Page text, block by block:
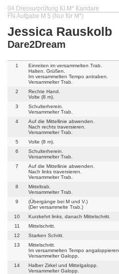
04 Dressurprüfung Kl.M* Kandare
FN Aufgabe M 5 (Nur für M*)
Jessica Rauskolb
Dare2Dream
1
Einreiten im versammelten Trab.
Halten. Grüßen.
Im versammelten Tempo antraben.
Versammelter Trab.
2
Rechte Hand.
Volte (8 m).
3
Schulterherein.
Versammelter Trab.
4
Auf die Mittellinie abwenden.
Nach rechts traversieren.
Versammelter Trab.
5
Volte (8 m).
6
Schulterherein.
Versammelter Trab.
7
Auf die Mittellinie abwenden.
Nach links traversieren.
Versammelter Trab.
8
Mitteltrab.
Versammelter Trab.
9
(Übergänge bei M und V.)
(Der versammelte Trab.)
10
Kurzkehrt links, danach Mittelschritt.
11
Mittelschritt.
12
Starken Schritt.
13
Mittelschritt.
Im versammelten Tempo angaloppieren.
Versammelter Galopp.
14
Halber Zirkel und Mittelgalopp.
Versammelter Galopp.